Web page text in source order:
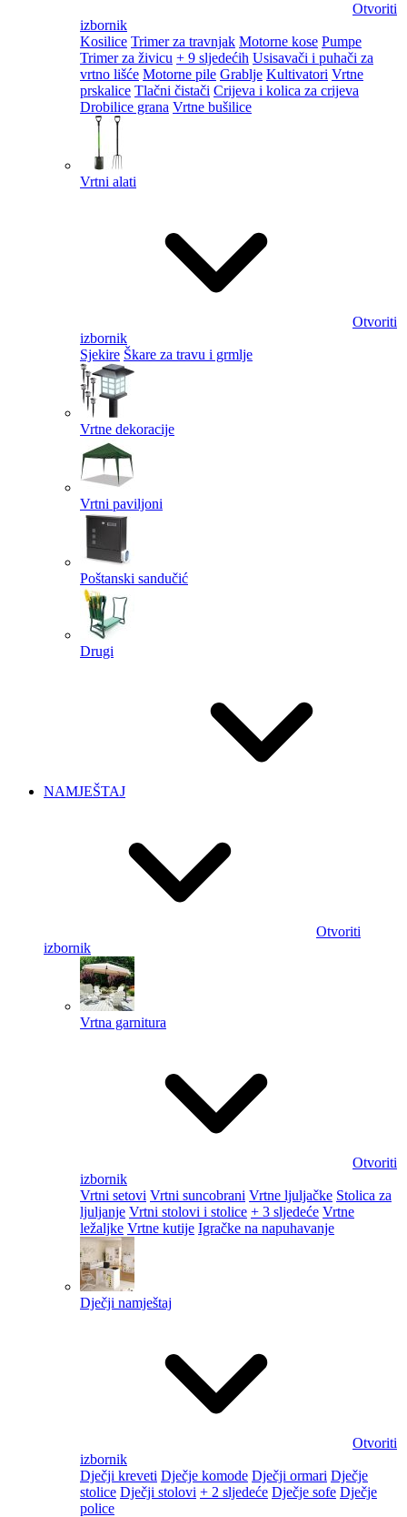
Otvoriti
izbornik
Kosilice Trimer za travnjak Motorne kose Pumpe
Trimer za živicu + 9 sljedećih Usisavači i puhači za
vrtno lišće Motorne pile Grablje Kultivatori Vrtne
prskalice Tlačni čistači Crijeva i kolica za crijeva
Drobilice grana Vrtne bušilice
Vrtni alati
Otvoriti
izbornik
Sjekire Škare za travu i grmlje
Vrtne dekoracije
Vrtni paviljoni
Poštanski sandučić
Drugi
NAMJEŠTAJ
Otvoriti
izbornik
Vrtna garnitura
Otvoriti
izbornik
Vrtni setovi Vrtni suncobrani Vrtne ljuljačke Stolica za
ljuljanje Vrtni stolovi i stolice + 3 sljedeće Vrtne
ležaljke Vrtne kutije Igračke na napuhavanje
Dječji namještaj
Otvoriti
izbornik
Dječji kreveti Dječje komode Dječji ormari Dječje
stolice Dječji stolovi + 2 sljedeće Dječje sofe Dječje
police